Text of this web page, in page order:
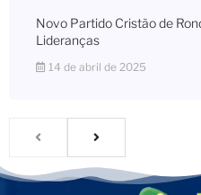
Novo Partido Cristão de
Lideranças
14 de abril de 2025